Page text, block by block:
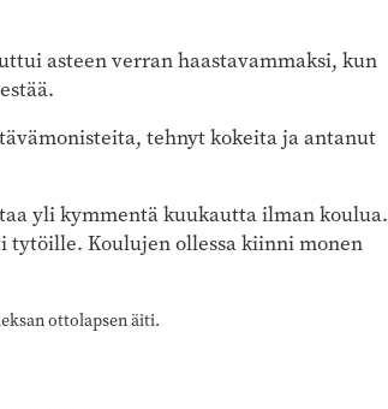
asteen verran haastavammaksi, kun
tehnyt kokeita ja antanut
yli kymmentä kuukautta ilman koulua.
Koulujen ollessa kiinni monen
ottolapsen äiti.